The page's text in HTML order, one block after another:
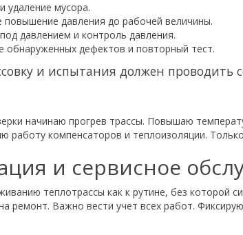
удаление мусора.
повышение давления до рабочей величины.
давлением и контроль давления.
обнаруженных дефектов и повторный тест.
и испытания должен
начинаю прогрев трассы. Повышаю
работу компенсаторов и теплоизоляции.
и сервисное
теплотрассы как к рутине, без которой
ремонт. Важно вести учет всех работ.